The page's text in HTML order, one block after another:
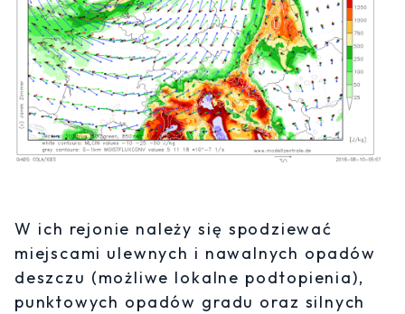
W ich rejonie należy się spodziewać
miejscami ulewnych i nawalnych opadów
deszczu (możliwe lokalne podtopienia),
punktowych opadów gradu oraz silnych